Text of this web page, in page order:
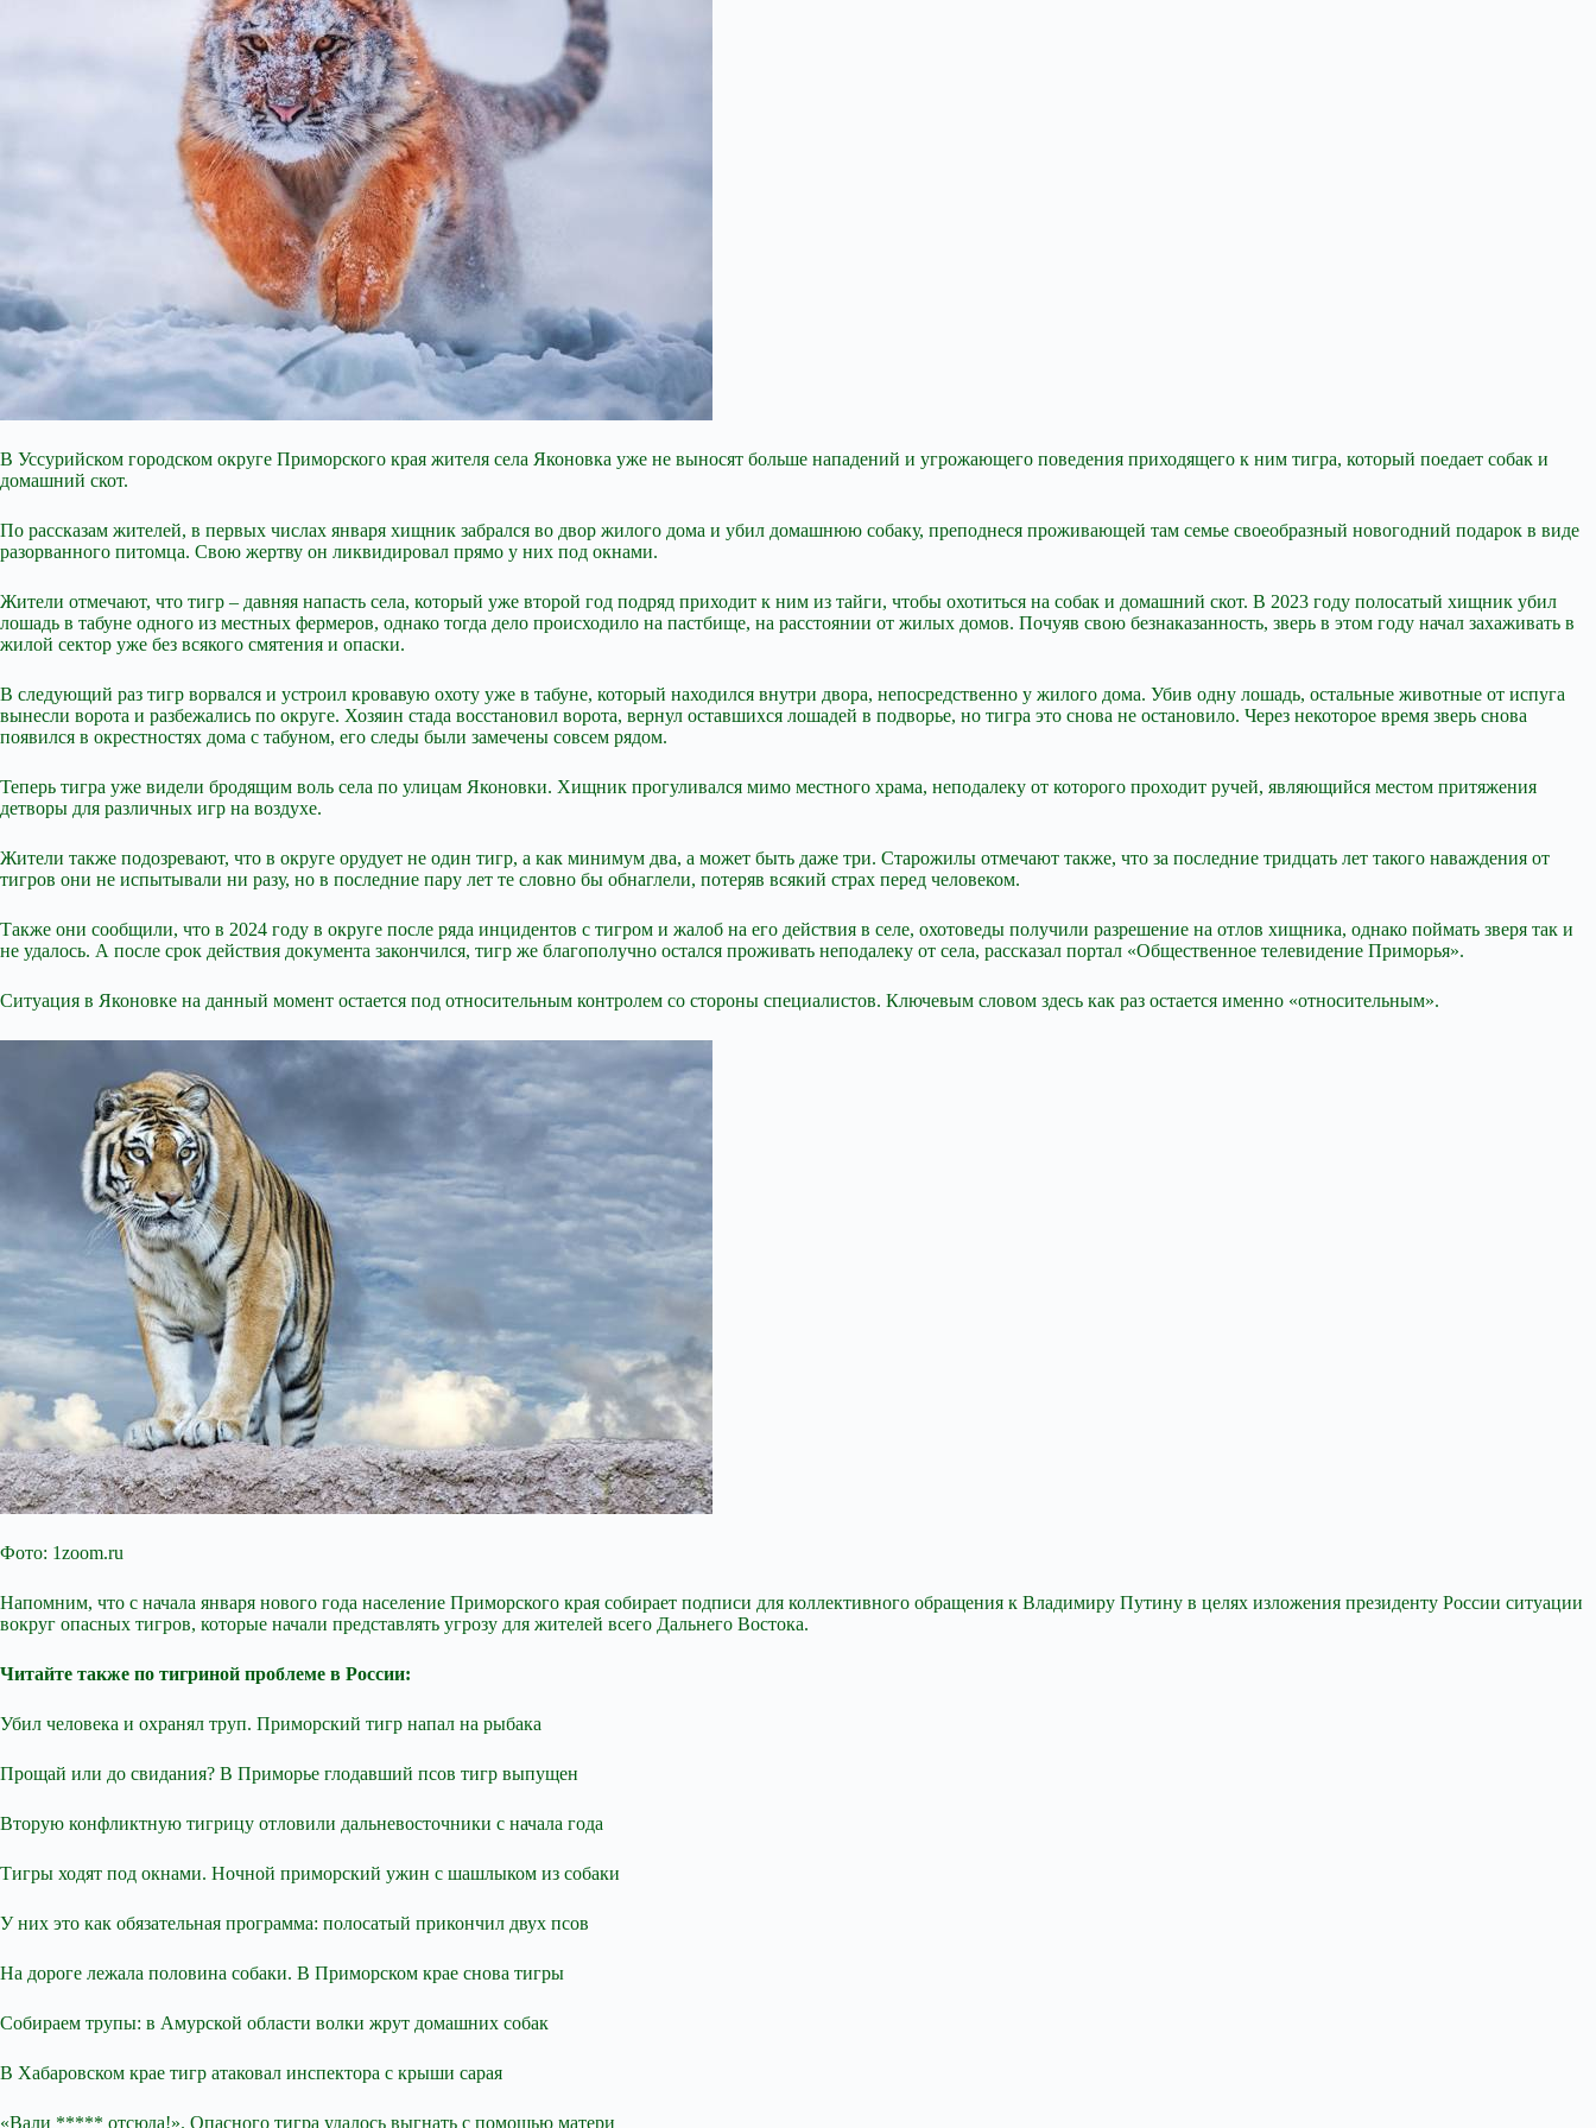
В Уссурийском городском округе Приморского края жителя села Яконовка уже не выносят больше нападений и угрожающего поведения приходящего к ним тигра, который поедает собак и
домашний скот.
По рассказам жителей, в первых числах января хищник забрался во двор жилого дома и убил домашнюю собаку, преподнеся проживающей там семье своеобразный новогодний подарок в виде
разорванного питомца. Свою жертву он ликвидировал прямо у них под окнами.
Жители отмечают, что тигр – давняя напасть села, который уже второй год подряд приходит к ним из тайги, чтобы охотиться на собак и домашний скот. В 2023 году полосатый хищник убил
лошадь в табуне одного из местных фермеров, однако тогда дело происходило на пастбище, на расстоянии от жилых домов. Почуяв свою безнаказанность, зверь в этом году начал захаживать в
жилой сектор уже без всякого смятения и опаски.
В следующий раз тигр ворвался и устроил кровавую охоту уже в табуне, который находился внутри двора, непосредственно у жилого дома. Убив одну лошадь, остальные животные от испуга
вынесли ворота и разбежались по округе. Хозяин стада восстановил ворота, вернул оставшихся лошадей в подворье, но тигра это снова не остановило. Через некоторое время зверь снова
появился в окрестностях дома с табуном, его следы были замечены совсем рядом.
Теперь тигра уже видели бродящим воль села по улицам Яконовки. Хищник прогуливался мимо местного храма, неподалеку от которого проходит ручей, являющийся местом притяжения
детворы для различных игр на воздухе.
Жители также подозревают, что в округе орудует не один тигр, а как минимум два, а может быть даже три. Старожилы отмечают также, что за последние тридцать лет такого наваждения от
тигров они не испытывали ни разу, но в последние пару лет те словно бы обнаглели, потеряв всякий страх перед человеком.
Также они сообщили, что в 2024 году в округе после ряда инцидентов с тигром и жалоб на его действия в селе, охотоведы получили разрешение на отлов хищника, однако поймать зверя так и
не удалось. А после срок действия документа закончился, тигр же благополучно остался проживать неподалеку от села, рассказал портал «Общественное телевидение Приморья».
Ситуация в Яконовке на данный момент остается под относительным контролем со стороны специалистов. Ключевым словом здесь как раз остается именно «относительным».
Фото: 1zoom.ru
Напомним, что с начала января нового года население Приморского края собирает подписи для коллективного обращения к Владимиру Путину в целях изложения президенту России ситуации
вокруг опасных тигров, которые начали представлять угрозу для жителей всего Дальнего Востока.
Читайте также по тигриной проблеме в России:
Убил человека и охранял труп. Приморский тигр напал на рыбака
Прощай или до свидания? В Приморье глодавший псов тигр выпущен
Вторую конфликтную тигрицу отловили дальневосточники с начала года
Тигры ходят под окнами. Ночной приморский ужин с шашлыком из собаки
У них это как обязательная программа: полосатый прикончил двух псов
На дороге лежала половина собаки. В Приморском крае снова тигры
Собираем трупы: в Амурской области волки жрут домашних собак
В Хабаровском крае тигр атаковал инспектора с крыши сарая
«Вали ***** отсюда!». Опасного тигра удалось выгнать с помощью матери